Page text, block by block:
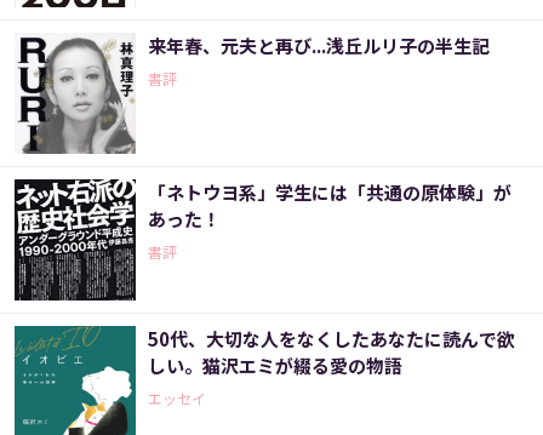
来年春、元夫と再び...浅丘ルリ子の半生記
書評
「ネトウヨ系」学生には「共通の原体験」が
あった！
書評
50代、大切な人をなくしたあなたに読んで欲
しい。猫沢エミが綴る愛の物語
エッセイ